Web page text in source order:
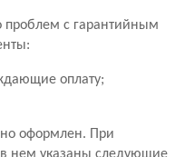
проблем с гарантийным
оплату;
оформлен. При
в нем указаны следующие